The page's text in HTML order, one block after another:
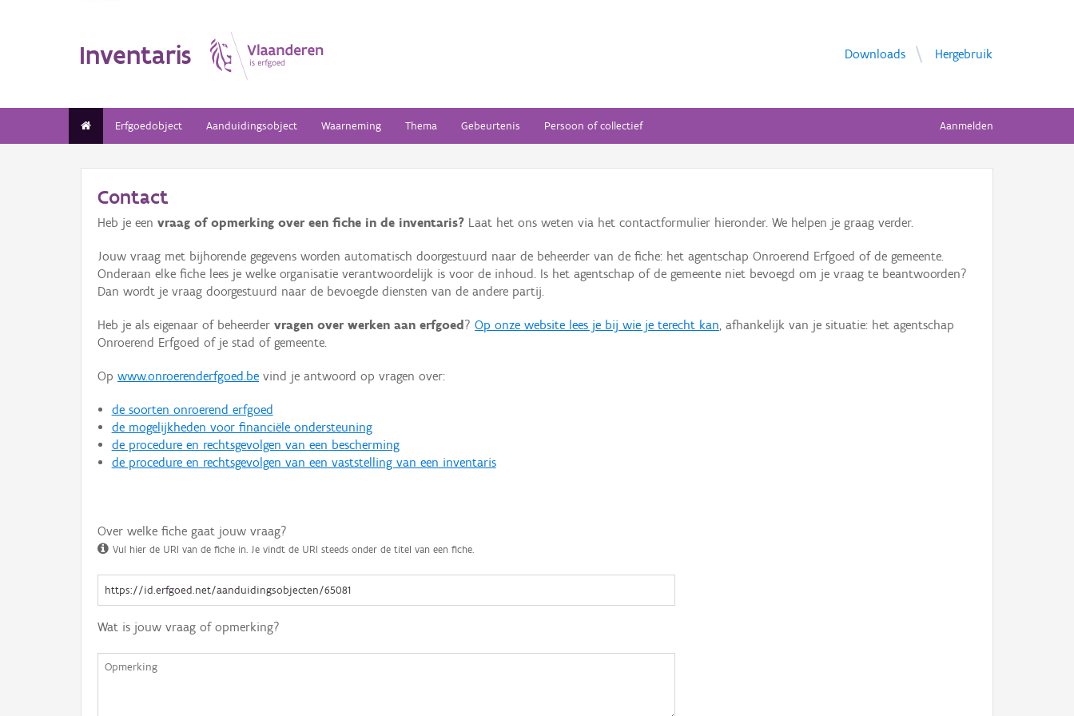
Inventaris Downloads Hergebruik
Erfgoedobject Aanduidingsobject Waarneming Thema Gebeurtenis Persoon of collectief Aanmelden
Contact
Heb je een vraag of opmerking over een fiche in de inventaris? Laat het ons weten via het contactformulier hieronder. We helpen je graag verder.
Jouw vraag met bijhorende gegevens worden automatisch doorgestuurd naar de beheerder van de fiche: het agentschap Onroerend Erfgoed of de gemeente.
Onderaan elke fiche lees je welke organisatie verantwoordelijk is voor de inhoud. Is het agentschap of de gemeente niet bevoegd om je vraag te beantwoorden?
Dan wordt je vraag doorgestuurd naar de bevoegde diensten van de andere partij.
Heb je als eigenaar of beheerder vragen over werken aan erfgoed ? Op onze website lees je bij wie je terecht kan, afhankelijk van je situatie: het agentschap
Onroerend Erfgoed of je stad of gemeente.
Op www.onroerenderfgoed.be vind je antwoord op vragen over:
de soorten onroerend erfgoed
de mogelijkheden voor financiële ondersteuning
de procedure en rechtsgevolgen van een bescherming
de procedure en rechtsgevolgen van een vaststelling van een inventaris
Over welke fiche gaat jouw vraag?
Vul hier de URI van de fiche in. Je vindt de URI steeds onder de titel van een fiche.
Wat is jouw vraag of opmerking?